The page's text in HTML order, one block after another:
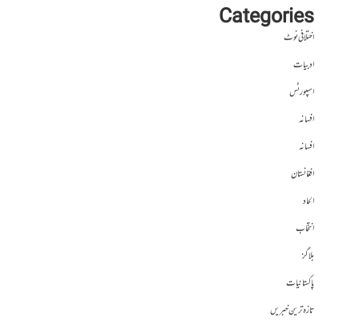
Categories
اختلافی نوٹ
ادبیات
اسپورٹس
افسانہ
افسانہ
افغانستان
الحاد
انتخاب
بلاگز
پاکستانیات
تازہ ترین خبریں